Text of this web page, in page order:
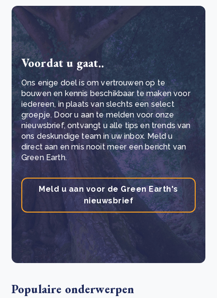
Voordat u gaat..
Ons enige doel is om vertrouwen op te
bouwen en kennis beschikbaar te maken voor
iedereen, in plaats van slechts een select
groepje. Door u aan te melden voor onze
nieuwsbrief, ontvangt u alle tips en trends van
ons deskundige team in uw inbox. Meld u
direct aan en mis nooit meer een bericht van
Green Earth.
Meld u aan voor de Green Earth's
nieuwsbrief
Populaire onderwerpen